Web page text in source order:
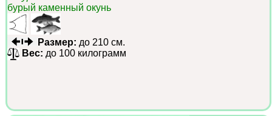
бурый каменный окунь
Размер: до 210 см.
Вес: до 100 килограмм